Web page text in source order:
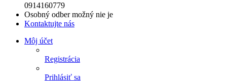
0914160779
Osobný odber možný nie je
Kontaktujte nás
Môj účet
Registrácia
Prihlásiť sa